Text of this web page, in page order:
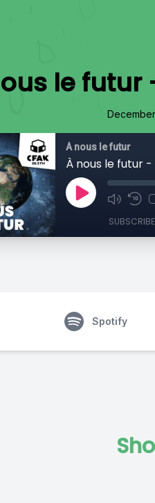
le futur
À nous le futur
À nous le futur
SUBSCRIBE
Spotify